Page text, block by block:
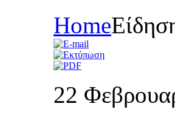
Home
22